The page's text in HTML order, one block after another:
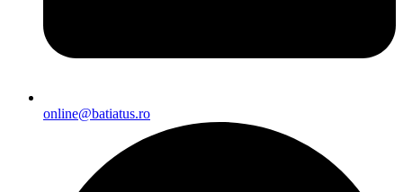
online@batiatus.ro